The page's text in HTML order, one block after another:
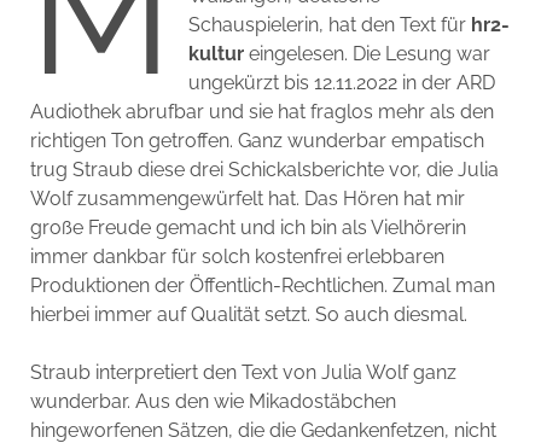
Schauspielerin, hat den Text für hr2-
kultur eingelesen. Die Lesung war
ungekürzt bis 12.11.2022 in der ARD
Audiothek abrufbar und sie hat fraglos mehr als den
richtigen Ton getroffen. Ganz wunderbar empatisch
trug Straub diese drei Schickalsberichte vor, die Julia
Wolf zusammengewürfelt hat. Das Hören hat mir
große Freude gemacht und ich bin als Vielhörerin
immer dankbar für solch kostenfrei erlebbaren
Produktionen der Öffentlich-Rechtlichen. Zumal man
hierbei immer auf Qualität setzt. So auch diesmal.
Straub interpretiert den Text von Julia Wolf ganz
wunderbar. Aus den wie Mikadostäbchen
hingeworfenen Sätzen, die die Gedankenfetzen, nicht